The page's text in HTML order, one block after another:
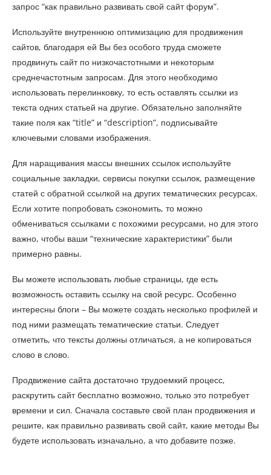
запрос “как правильно развивать свой сайт форум”.
Используйте внутреннюю оптимизацию для продвижения
сайтов, благодаря ей Вы без особого труда сможете
продвинуть сайт по низкочастотными и некоторым
среднечастотным запросам. Для этого необходимо
использовать перелинковку, то есть оставлять ссылки из
текста одних статьей на другие. Обязательно заполняйте
такие поля как “title” и “description”, подписывайте
ключевыми словами изображения.
Для наращивания массы внешних ссылок используйте
социальные закладки, сервисы покупки ссылок, размещение
статей с обратной ссылкой на других тематических ресурсах.
Если хотите попробовать сэкономить, то можно
обмениваться ссылками с похожими ресурсами, но для этого
важно, чтобы ваши “технические характеристики” были
примерно равны.
Вы можете использовать любые страницы, где есть
возможность оставить ссылку на свой ресурс. Особенно
интересны блоги – Вы можете создать несколько профилей и
под ними размещать тематические статьи. Следует
отметить, что тексты должны отличаться, а не копироваться
слово в слово.
Продвижение сайта достаточно трудоемкий процесс,
раскрутить сайт бесплатно возможно, только это потребует
времени и сил. Сначала составьте свой план продвижения и
решите, как правильно развивать свой сайт, какие методы Вы
будете использовать изначально, а что добавите позже.